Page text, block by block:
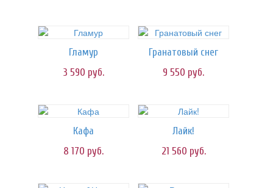
Гламур
3 590 руб.
Гранатовый снег
9 550 руб.
Кафа
8 170 руб.
Лайк!
21 560 руб.